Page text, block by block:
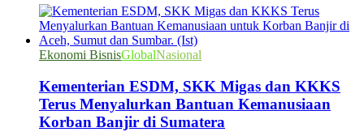
Ekonomi BisnisGlobalNasional
Kementerian ESDM, SKK Migas dan KKKS
Terus Menyalurkan Bantuan Kemanusiaan
Korban Banjir di Sumatera